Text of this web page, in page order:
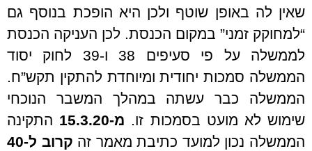
שאין לה באופן שוטף ולכן היא הופכת בנוסף גם
“למחוקק זמני” במקום הכנסת. לכן העניקה הכנסת
לממשלה על פי סעיפים 38 ו-39 לחוק יסוד
הממשלה סמכות יחודית ומיוחדת להתקין תקש”ח.
הממשלה כבר עשתה במהלך המשבר הנוכחי
שימוש לא מועט בסמכות זו. מ-15.3.20
התקינה
הממשלה נכון למועד כתיבת מאמר זה
קרוב ל-40